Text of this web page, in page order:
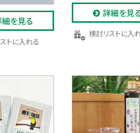
を見る
ストに入れる
詳細を見
検討リストに入